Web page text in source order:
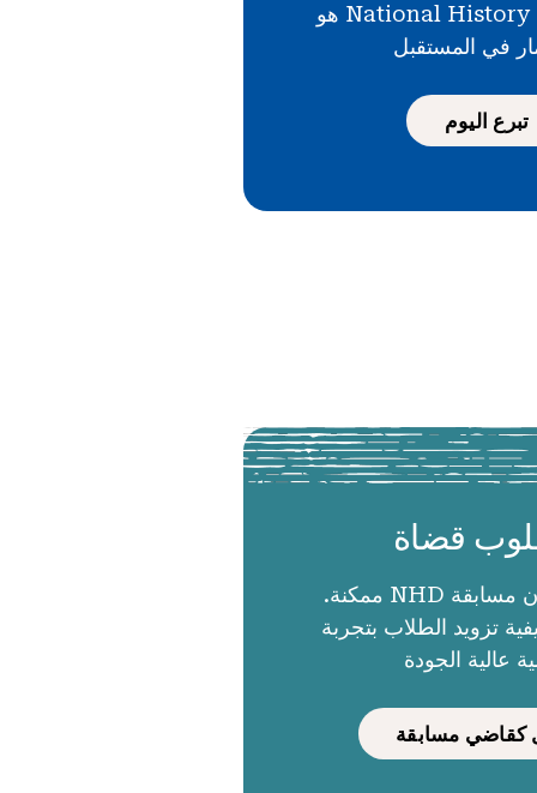
دعمك لـ National History Day هو
في المستقبل
تبرع اليوم
قضاة
الحكام يجعلون مسابقة NHD ممكنة.
تزويد الطلاب بتجربة
عالية الجودة
مسابقة